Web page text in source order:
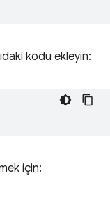
kodu ekleyin:
için: